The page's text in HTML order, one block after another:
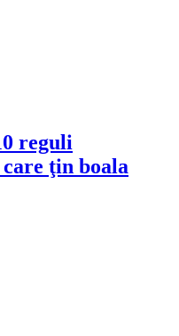
reguli
ţin boala